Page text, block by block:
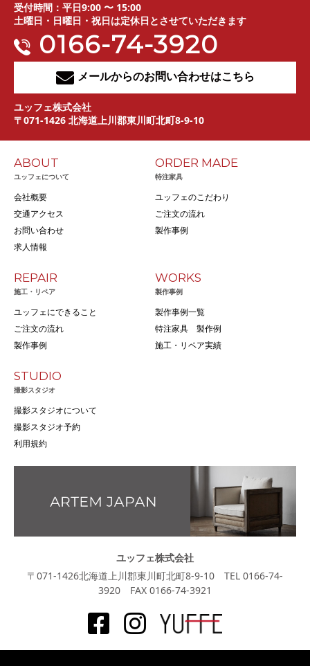
受付時間：平日9:00 〜 15:00
土曜日・日曜日・祝日は定休日とさせていただきます
0166-74-3920
メールからのお問い合わせはこちら
ユッフェ株式会社
〒071-1426 北海道上川郡東川町北町8-9-10
ABOUT
ユッフェについて
会社概要
交通アクセス
お問い合わせ
求人情報
ORDER MADE
特注家具
ユッフェのこだわり
ご注文の流れ
製作事例
REPAIR
施工・リペア
ユッフェにできること
ご注文の流れ
製作事例
WORKS
製作事例
製作事例一覧
特注家具 製作例
施工・リペア実績
STUDIO
撮影スタジオ
撮影スタジオについて
撮影スタジオ予約
利用規約
ユッフェ株式会社
〒071-1426北海道上川郡東川町北町8-9-10 TEL 0166-74-
3920 FAX 0166-74-3921